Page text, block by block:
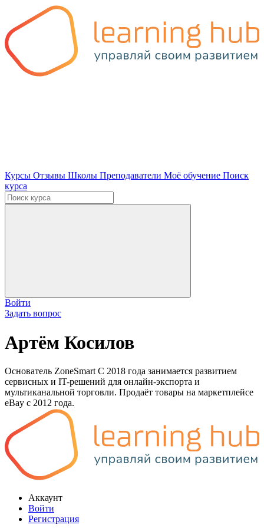
Курсы Отзывы Школы Преподаватели Моё обучение Поиск
курса
Войти
Задать вопрос
Артём Косилов
Основатель ZoneSmart С 2018 года занимается развитием
сервисных и IT-решений для онлайн-экспорта и
мультиканальной торговли. Продаёт товары на маркетплейсе
eBay с 2012 года.
Аккаунт
Войти
Регистрация